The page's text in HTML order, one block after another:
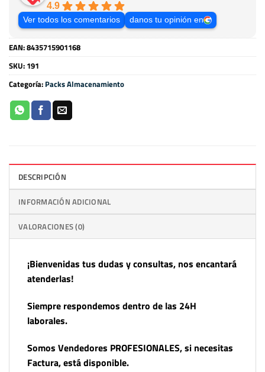
4.9
Ver todos los comentarios danos tu opinión en
EAN:8435715901168
SKU: 191
Categoría: Packs Almacenamiento
DESCRIPCIÓN
INFORMACIÓN ADICIONAL
VALORACIONES (0)
¡Bienvenidas tus dudas y consultas, nos encantará
atenderlas!
Siempre respondemos dentro de las 24H
laborales.
Somos Vendedores PROFESIONALES, si necesitas
Factura, está disponible.